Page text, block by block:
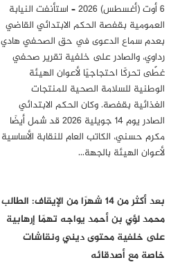
6 أوت (أغسطس) 2026 – استأنفت النيابة
العمومية بقفصة الحكم الابتدائي القاضي
بعدم سماع الدعوى في حق الصحفي هادي
رداوي، والصادر على خلفية تقرير صحفي
غطّى تحركًا احتجاجيًا لأعوان الهيئة
الوطنية للسلامة الصحية للمنتجات
الغذائية بقفصة. وكان الحكم الابتدائي
الصادر يوم 14 جويلية 2026 قد شمل أيضًا
مكرم حسني، الكاتب العام للنقابة الأساسية
لأعوان الهيئة بالجهة…
بعد أكثر من 14 شهرًا من الإيقاف: الطالب
محمد لؤي بن أحمد يواجه تهمًا إرهابية
على خلفية محتوى ديني ونقاشات
خاصة مع أصدقائه